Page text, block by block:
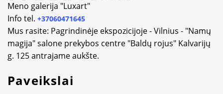
Meno galerija "Luxart"
Info tel. +37060471645
Mus rasite: Pagrindinėje ekspozicijoje - Vilnius - "Namų
magija" salone prekybos centre "Baldų rojus" Kalvarijų
g. 125 antrajame aukšte.
Paveikslai